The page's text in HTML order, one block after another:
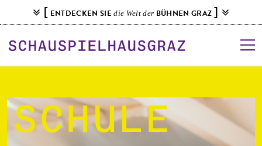
k
p
t
c
o
[ ENTDECKEN SIEdie Welt der BÜHNEN GRAZ ]
Schule